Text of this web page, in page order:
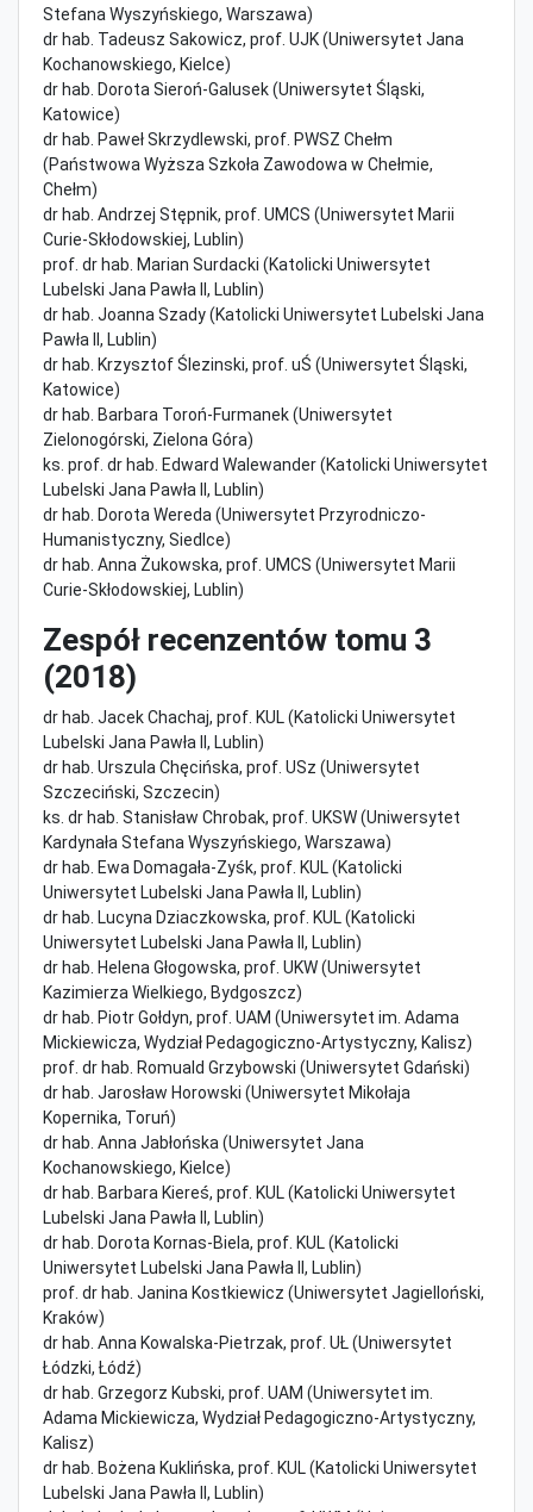
Stefana Wyszyńskiego, Warszawa)
dr hab. Tadeusz Sakowicz, prof. UJK (Uniwersytet Jana
Kochanowskiego, Kielce)
dr hab. Dorota Sieroń-Galusek (Uniwersytet Śląski,
Katowice)
dr hab. Paweł Skrzydlewski, prof. PWSZ Chełm
(Państwowa Wyższa Szkoła Zawodowa w Chełmie,
Chełm)
dr hab. Andrzej Stępnik, prof. UMCS (Uniwersytet Marii
Curie-Skłodowskiej, Lublin)
prof. dr hab. Marian Surdacki (Katolicki Uniwersytet
Lubelski Jana Pawła II, Lublin)
dr hab. Joanna Szady (Katolicki Uniwersytet Lubelski Jana
Pawła II, Lublin)
dr hab. Krzysztof Ślezinski, prof. uŚ (Uniwersytet Śląski,
Katowice)
dr hab. Barbara Toroń-Furmanek (Uniwersytet
Zielonogórski, Zielona Góra)
ks. prof. dr hab. Edward Walewander (Katolicki Uniwersytet
Lubelski Jana Pawła II, Lublin)
dr hab. Dorota Wereda (Uniwersytet Przyrodniczo-
Humanistyczny, Siedlce)
dr hab. Anna Żukowska, prof. UMCS (Uniwersytet Marii
Curie-Skłodowskiej, Lublin)
Zespół recenzentów tomu 3
(2018)
dr hab. Jacek Chachaj, prof. KUL (Katolicki Uniwersytet
Lubelski Jana Pawła II, Lublin)
dr hab. Urszula Chęcińska, prof. USz (Uniwersytet
Szczeciński, Szczecin)
ks. dr hab. Stanisław Chrobak, prof. UKSW (Uniwersytet
Kardynała Stefana Wyszyńskiego, Warszawa)
dr hab. Ewa Domagała-Zyśk, prof. KUL (Katolicki
Uniwersytet Lubelski Jana Pawła II, Lublin)
dr hab. Lucyna Dziaczkowska, prof. KUL (Katolicki
Uniwersytet Lubelski Jana Pawła II, Lublin)
dr hab. Helena Głogowska, prof. UKW (Uniwersytet
Kazimierza Wielkiego, Bydgoszcz)
dr hab. Piotr Gołdyn, prof. UAM (Uniwersytet im. Adama
Mickiewicza, Wydział Pedagogiczno-Artystyczny, Kalisz)
prof. dr hab. Romuald Grzybowski (Uniwersytet Gdański)
dr hab. Jarosław Horowski (Uniwersytet Mikołaja
Kopernika, Toruń)
dr hab. Anna Jabłońska (Uniwersytet Jana
Kochanowskiego, Kielce)
dr hab. Barbara Kiereś, prof. KUL (Katolicki Uniwersytet
Lubelski Jana Pawła II, Lublin)
dr hab. Dorota Kornas-Biela, prof. KUL (Katolicki
Uniwersytet Lubelski Jana Pawła II, Lublin)
prof. dr hab. Janina Kostkiewicz (Uniwersytet Jagielloński,
Kraków)
dr hab. Anna Kowalska-Pietrzak, prof. UŁ (Uniwersytet
Łódzki, Łódź)
dr hab. Grzegorz Kubski, prof. UAM (Uniwersytet im.
Adama Mickiewicza, Wydział Pedagogiczno-Artystyczny,
Kalisz)
dr hab. Bożena Kuklińska, prof. KUL (Katolicki Uniwersytet
Lubelski Jana Pawła II, Lublin)